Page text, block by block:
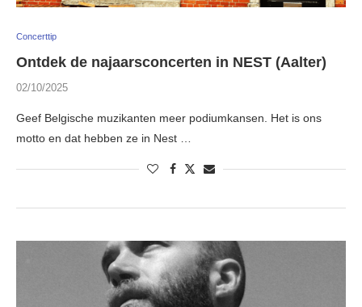
Concerttip
Ontdek de najaarsconcerten in NEST (Aalter)
02/10/2025
Geef Belgische muzikanten meer podiumkansen. Het is ons
motto en dat hebben ze in Nest …